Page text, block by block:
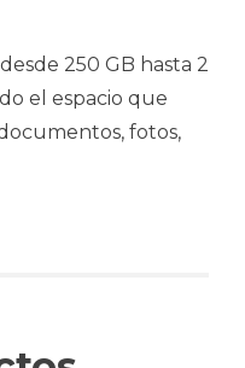
250 GB hasta 2
el espacio que
fotos,